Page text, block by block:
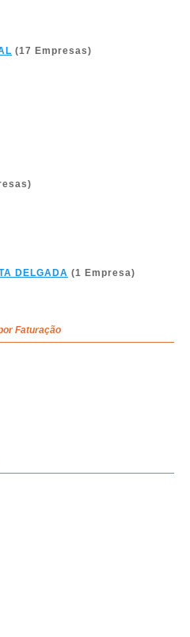
(17 Empresas)
DELGADA (1 Empresa)
Faturação